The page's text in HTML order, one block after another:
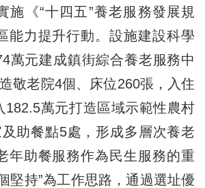
施《“十四五”養老服務發展規
能力提升行動。設施建設科學
萬元建成鎮街綜合養老服務中
敬老院4個、床位260張，入住
182.5萬元打造區域示範性農村
助餐點5處，形成多層次養老
年助餐服務作為民生服務的重
堅持”為工作思路，通過選址優